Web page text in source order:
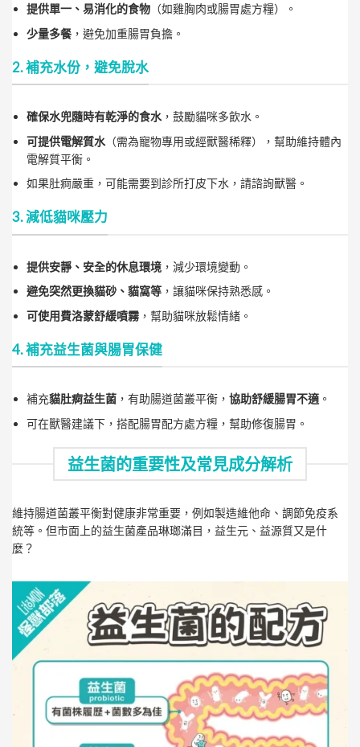
提供單一、易消化的食物 （如雞胸肉或腸胃處方糧）。
少量多餐 ，避免加重腸胃負擔。
2. 補充水份，避免脫水
確保水兜隨時有乾淨的食水，鼓勵貓咪多飲水。
可提供電解質水 （需為寵物專用或經獸醫稀釋），幫助維持體內
電解質平衡。
如果肚痾嚴重，可能需要到診所打皮下水，請諮詢獸醫。
3. 減低貓咪壓力
提供安靜、安全的休息環境 ，減少環境變動。
避免突然更換貓砂、貓窩等 ，讓貓咪保持熟悉感。
可使用費洛蒙舒緩噴霧 ，幫助貓咪放鬆情緒。
4. 補充益生菌與腸胃保健
補充貓肚痾益生菌 ，有助腸道菌叢平衡，協助舒緩腸胃不適 。
可在獸醫建議下，搭配腸胃配方處方糧，幫助修復腸胃。
益生菌的重要性及常見成分解析
維持腸道菌叢平衡對健康非常重要，例如製造維他命、調節免疫系
統等。但市面上的益生菌產品琳瑯滿目，益生元、益源質又是什
麼？